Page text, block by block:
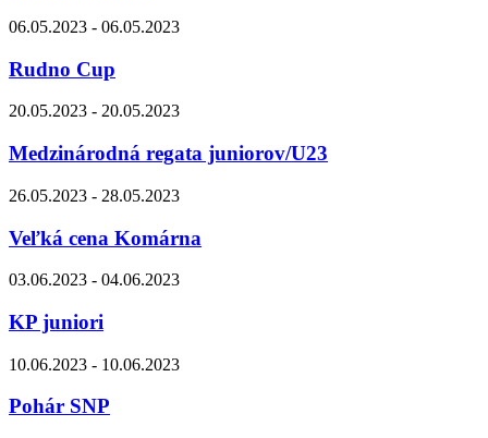
06.05.2023 - 06.05.2023
Rudno Cup
20.05.2023 - 20.05.2023
Medzinárodná regata juniorov/U23
26.05.2023 - 28.05.2023
Veľká cena Komárna
03.06.2023 - 04.06.2023
KP juniori
10.06.2023 - 10.06.2023
Pohár SNP